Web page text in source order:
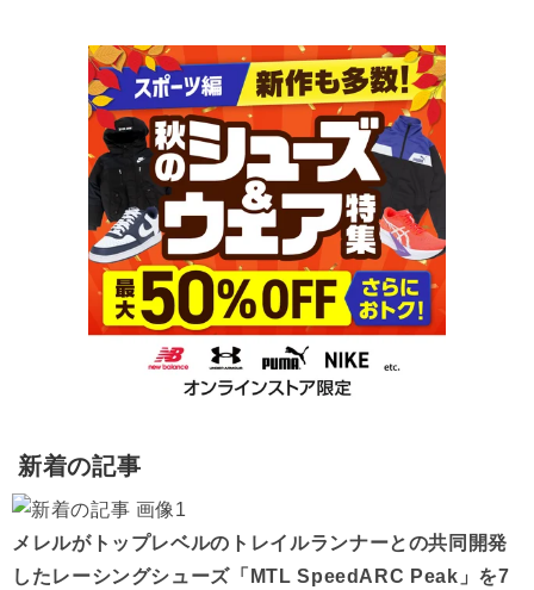
新着の記事
メレルがトップレベルのトレイルランナーとの共同開発
したレーシングシューズ「MTL SpeedARC Peak」を7